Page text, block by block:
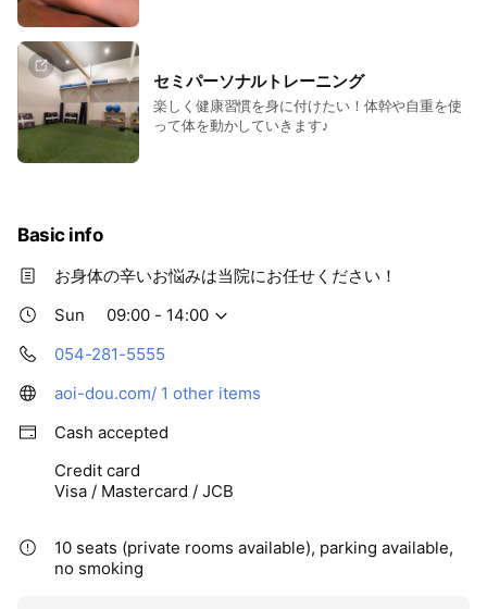
セミパーソナルトレーニング
楽しく健康習慣を身に付けたい！体幹や自重を使
って体を動かしていきます♪
Basic info
お身体の辛いお悩みは当院にお任せください！
Sun
09:00 - 14:00
054-281-5555
aoi-dou.com/ 1 other items
Cash accepted
Credit card
Visa / Mastercard / JCB
10 seats (private rooms available), parking available,
no smoking